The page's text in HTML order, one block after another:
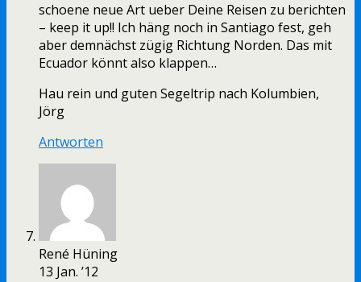
schoene neue Art ueber Deine Reisen zu berichten
– keep it up!! Ich häng noch in Santiago fest, geh
aber demnächst zügig Richtung Norden. Das mit
Ecuador könnt also klappen…
Hau rein und guten Segeltrip nach Kolumbien,
Jörg
Antworten
René Hüning
13 Jan. ’12